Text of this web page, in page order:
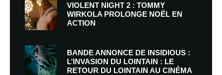
VIOLENT NIGHT 2 : TOMMY
WIRKOLA PROLONGE NOËL EN
ACTION
BANDE ANNONCE DE INSIDIOUS :
L’INVASION DU LOINTAIN : LE
RETOUR DU LOINTAIN AU CINÉMA